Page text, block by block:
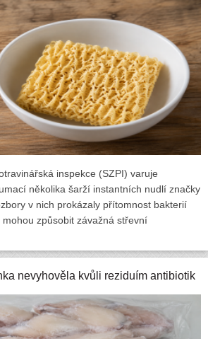
inspekce (SZPI) varuje
několika šarží instantních nudlí značky
v nich prokázaly přítomnost bakterií
způsobit závažná střevní
nevyhověla kvůli reziduím antibiotik